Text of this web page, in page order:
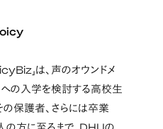
いタブで開く
」は、声のオウンドメ
への入学を検討する高校生
保護者、さらには卒業